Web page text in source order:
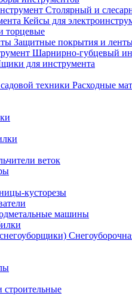
Столярный и
Кейсы для
торцевые
Защитные покрытия и
Шарнирно-губцевый
для инструмента
Расходные
веток
кусторезы
машины
строительные